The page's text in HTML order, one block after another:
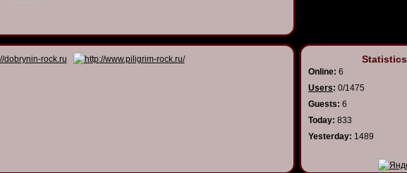
Statistics
Online: 6
Users: 0/1475
Guests: 6
Today: 833
Yesterday: 1489